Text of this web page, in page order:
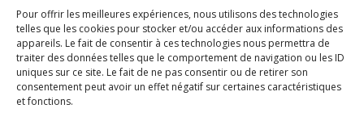
Pour offrir les meilleures expériences, nous utilisons des technologies
telles que les cookies pour stocker et/ou accéder aux informations des
appareils. Le fait de consentir à ces technologies nous permettra de
traiter des données telles que le comportement de navigation ou les ID
uniques sur ce site. Le fait de ne pas consentir ou de retirer son
consentement peut avoir un effet négatif sur certaines caractéristiques
et fonctions.
fusion avec le miel et les blancs d’œufs permettent
d’obtenir une texture à la fois ferme et fondante. Le
sucre est dosé avec précision pour équilibrer les
saveurs et garantir une dégustation pleine de
gourmandise.